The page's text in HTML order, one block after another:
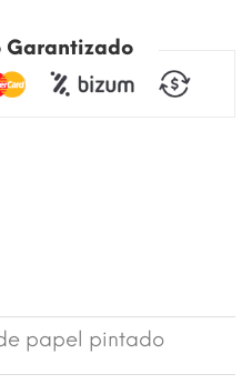
Garantizado
papel pintado